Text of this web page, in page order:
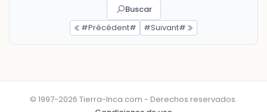
Buscar
#Précédent#
#Suivant#
© 1997-2026 Tierra-Inca.com - Derechos reservados.